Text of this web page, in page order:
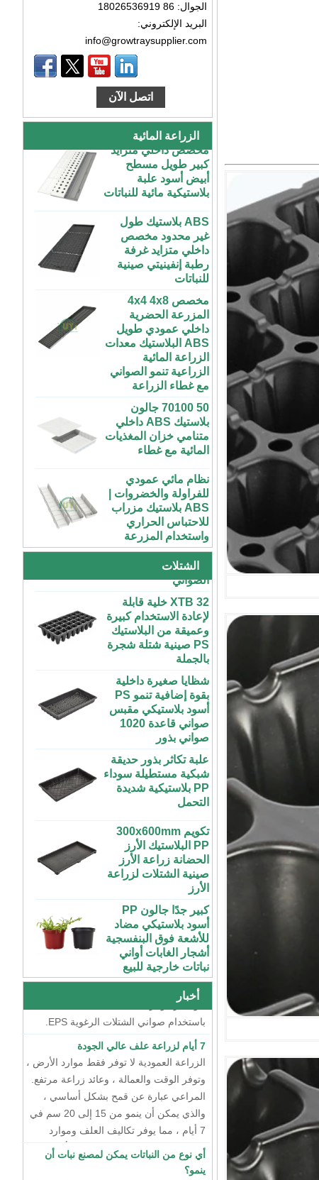
الجوال: 86 18026536919
البريد الإلكتروني:
info@growtraysupplier.com
اتصل الآن
الزراعة المائية
كبيرة رخيصة الثمن
داخلية وخارجية 3x6
4x4 4x6 4x8 للبيع
مخصص داخلي متزايد
كبير طويل مسطح
أبيض أسود علبة
بلاستيكية مائية للنباتات
ABS بلاستيك طول
غير محدود مخصص
داخلي متزايد غرفة
رطبة إنفينيتي صينية
للنباتات
مخصص 4x4 4x8
المزرعة الحضرية
داخلي عمودي طويل
ABS البلاستيك معدات
الزراعة المائية
الزراعية تنمو الصواني
مع غطاء الزراعة
50 70100 جالون
بلاستيك ABS داخلي
متنامي خزان المغذيات
المائية مع غطاء
نظام مائي عمودي
للفراولة والخضروات |
ABS بلاستيك مزراب
للاحتباس الحراري
واستخدام المزرعة
طاولة زراعة بلاستيكية
كبيرة رخيصة الثمن
4x4 4x6 4x8 للبيع
مخصص داخلي متزايد
كبير طويل مسطح
أبيض أسود علبة
بلاستيكية مائية للنباتات
ABS بلاستيك طول
غير محدود مخصص
داخلي متزايد غرفة
رطبة إنفينيتي صينية
للنباتات
مخصص 4x4 4x8
المزرعة الحضرية
داخلي عمودي طويل
ABS البلاستيك معدات
الزراعة المائية
الزراعية تنمو الصواني
مع غطاء الزراعة
50 70100 جالون
بلاستيك ABS داخلي
متنامي خزان المغذيات
المائية مع غطاء
نظام مائي عمودي
للفراولة والخضروات |
ABS بلاستيك مزراب
للاحتباس الحراري
واستخدام المزرعة
الشتلات
72 خلية رخيصة
الطماطم القرنبيط
الاسكواش الباذنجان
الأسود PS الشتلات
البلاستيكية داخلي بدء
الصواني
XTB 32 خلية قابلة
لإعادة الاستخدام كبيرة
وعميقة من البلاستيك
PS صينية شتلة شجرة
بالجملة
شظايا صغيرة داخلية
بقوة إضافية تنمو PS
أسود بلاستيكي مقبس
صواني قاعدة 1020
صواني بذور
علبة تكاثر بذور حديقة
شبكية مستطيلة سوداء
PP بلاستيكية شديدة
التحمل
تكويم 300x600mm
PP البلاستيك الأرز
الحضانة زراعة الأرز
صينية الشتلات لزراعة
الأرز
كبير جدًا جالون PP
أسود بلاستيكي مضاد
للأشعة فوق البنفسجية
أشجار الغابات أواني
نباتات خارجية للبيع
72 خلية رخيصة
الطماطم القرنبيط
الاسكواش الباذنجان
البلاستيكية داخلي بدء
الصواني
XTB 32 خلية قابلة
لإعادة الاستخدام كبيرة
وعميقة من البلاستيك
PS صينية شتلة شجرة
بالجملة
شظايا صغيرة داخلية
بقوة إضافية تنمو PS
أسود بلاستيكي مقبس
أخبار
طريقتان لتربية الشتلات
في الوقت الحاضر ، هناك طريقتان رئيسيتان
لتربية الشتلات ، أحدهما هو تربية الشتلات
الجافة باستخدام صواني الشتلات البلاستيكية
، والآخر هو تربية الشتلات المائية العائمة
باستخدام صواني الشتلات الرغوية EPS.
7 أيام لزراعة علف عالي الجودة
الزراعة العمودية لا توفر فقط موارد الأرض ،
وتوفر الوقت والعمالة ، وعائد زراعة مرتفع.
المراعي عبارة عن قمح بشكل أساسي ،
والذي يمكن أن ينمو من 15 إلى 20 سم في
7 أيام ، مما يوفر تكاليف العلف وموارد
المياه. تكلفة إنتاج هذا المالتغراس أقل من
سنت واحد لكل كيلوغرام.
أي نوع من النباتات يمكن لمصنع نبات أن
ينمو؟
ربما يجيب معظم الناس على الخضار الورقية